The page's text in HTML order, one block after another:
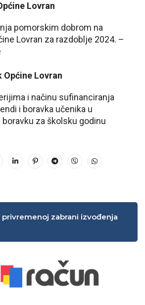
Lovran
pomorskim dobrom na
Lovran za razdoblje 2024. –
Općine Lovran
i načinu sufinanciranja
i boravka učenika u
za školsku godinu
privremenoj zabrani izvođenja